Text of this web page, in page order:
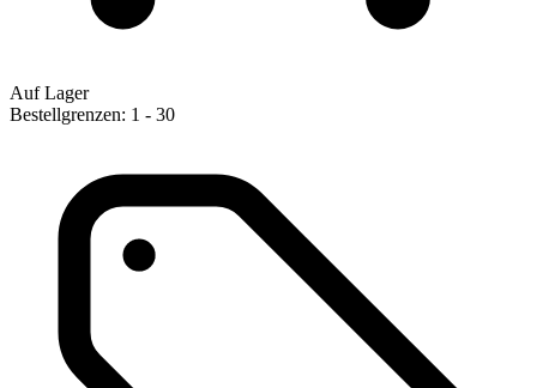
Auf Lager
Bestellgrenzen: 1 - 30